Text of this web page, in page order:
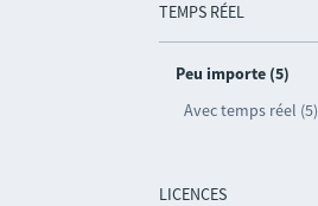
TEMPS RÉEL
Peu importe (5)
Avec temps réel (5)
LICENCES